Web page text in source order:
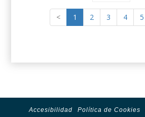
< 1 2 3 4 5
Accesibilidad Política de Cookies